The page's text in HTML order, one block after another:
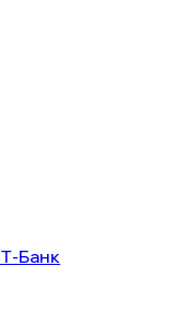
Т-Банк